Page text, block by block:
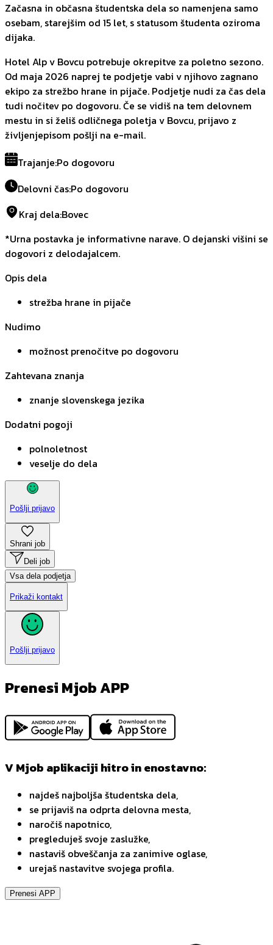
Začasna in občasna študentska dela so namenjena samo
osebam, starejšim od 15 let, s statusom študenta oziroma
dijaka.
Hotel Alp v Bovcu potrebuje okrepitve za poletno sezono.
Od maja 2026 naprej te podjetje vabi v njihovo zagnano
ekipo za strežbo hrane in pijače. Podjetje nudi za čas dela
tudi nočitev po dogovoru. Če se vidiš na tem delovnem
mestu in si želiš odličnega poletja v Bovcu, prijavo z
življenjepisom pošlji na e-mail.
Trajanje:Po dogovoru
Delovni čas:Po dogovoru
Kraj dela:Bovec
*Urna postavka je informativne narave. O dejanski višini se
dogovori z delodajalcem.
Opis dela
strežba hrane in pijače
Nudimo
možnost prenočitve po dogovoru
Zahtevana znanja
znanje slovenskega jezika
Dodatni pogoji
polnoletnost
veselje do dela
Pošlji prijavo
Shrani job
Deli job
Vsa dela podjetja
Prikaži kontakt
Pošlji prijavo
Prenesi Mjob APP
V Mjob aplikaciji hitro in enostavno:
najdeš najboljša študentska dela,
se prijaviš na odprta delovna mesta,
naročiš napotnico,
pregleduješ svoje zaslužke,
nastaviš obveščanja za zanimive oglase,
urejaš nastavitve svojega profila.
Prenesi APP